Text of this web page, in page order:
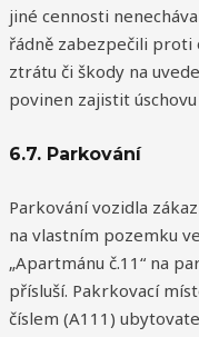
jiné cennosti
řádně zabezpečili proti
ztrátu či škody na
povinen zajistit
6.7. Parkování
Parkování vozidla
na vlastním pozemku
„Apartmánu č.11“ na
přísluší. Pakrkovací
číslem (A111)